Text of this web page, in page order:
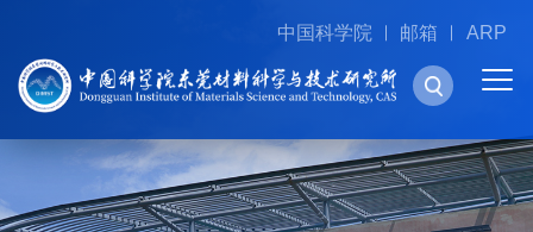
中国科学院 邮箱 ARP